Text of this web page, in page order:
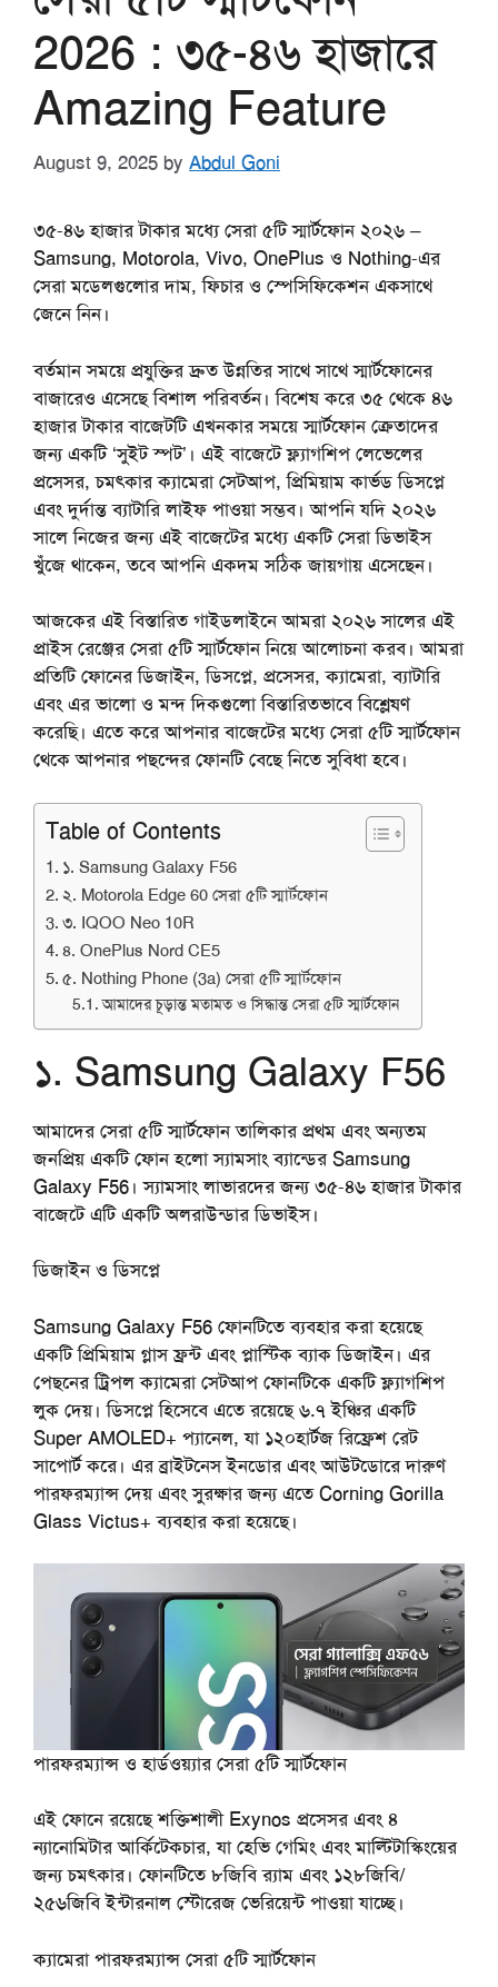
2026 : ৩৫-৪৬ হাজারে
Amazing Feature
August 9, 2025 by Abdul Goni
৩৫-৪৬ হাজার টাকার মধ্যে সেরা ৫টি স্মার্টফোন ২০২৬ –
Samsung, Motorola, Vivo, OnePlus ও Nothing-এর
সেরা মডেলগুলোর দাম, ফিচার ও স্পেসিফিকেশন একসাথে
জেনে নিন।
বর্তমান সময়ে প্রযুক্তির দ্রুত উন্নতির সাথে সাথে স্মার্টফোনের
বাজারেও এসেছে বিশাল পরিবর্তন। বিশেষ করে ৩৫ থেকে ৪৬
হাজার টাকার বাজেটটি এখনকার সময়ে স্মার্টফোন ক্রেতাদের
জন্য একটি ‘সুইট স্পট’। এই বাজেটে ফ্ল্যাগশিপ লেভেলের
প্রসেসর, চমৎকার ক্যামেরা সেটআপ, প্রিমিয়াম কার্ভড ডিসপ্লে
এবং দুর্দান্ত ব্যাটারি লাইফ পাওয়া সম্ভব। আপনি যদি ২০২৬
সালে নিজের জন্য এই বাজেটের মধ্যে একটি সেরা ডিভাইস
খুঁজে থাকেন, তবে আপনি একদম সঠিক জায়গায় এসেছেন।
আজকের এই বিস্তারিত গাইডলাইনে আমরা ২০২৬ সালের এই
প্রাইস রেঞ্জের সেরা ৫টি স্মার্টফোন নিয়ে আলোচনা করব। আমরা
প্রতিটি ফোনের ডিজাইন, ডিসপ্লে, প্রসেসর, ক্যামেরা, ব্যাটারি
এবং এর ভালো ও মন্দ দিকগুলো বিস্তারিতভাবে বিশ্লেষণ
করেছি। এতে করে আপনার বাজেটের মধ্যেসেরা ৫টি স্মার্টফোন
থেকে আপনার পছন্দের ফোনটি বেছে নিতে সুবিধা হবে।
Table of Contents
১. Samsung Galaxy F56
২. Motorola Edge 60 সেরা ৫টি স্মার্টফোন
৩. IQOO Neo 10R
৪. OnePlus Nord CE5
৫. Nothing Phone (3a) সেরা ৫টি স্মার্টফোন
আমাদের চূড়ান্ত মতামত ও সিদ্ধান্ত সেরা ৫টি স্মার্টফোন
১. Samsung Galaxy F56
আমাদেরসেরা ৫টি স্মার্টফোনতালিকার প্রথম এবং অন্যতম
জনপ্রিয় একটি ফোন হলো স্যামসাং ব্যান্ডের Samsung
Galaxy F56। স্যামসাং লাভারদের জন্য ৩৫-৪৬ হাজার টাকার
বাজেটে এটি একটি অলরাউন্ডার ডিভাইস।
ডিজাইন ও ডিসপ্লে
Samsung Galaxy F56 ফোনটিতে ব্যবহার করা হয়েছে
একটি প্রিমিয়াম গ্লাস ফ্রন্ট এবং প্লাস্টিক ব্যাক ডিজাইন। এর
পেছনের ট্রিপল ক্যামেরা সেটআপ ফোনটিকে একটি ফ্ল্যাগশিপ
লুক দেয়। ডিসপ্লে হিসেবে এতে রয়েছে ৬.৭ ইঞ্চির একটি
Super AMOLED+ প্যানেল, যা ১২০হার্টজ রিফ্রেশ রেট
সাপোর্ট করে। এর ব্রাইটনেস ইনডোর এবং আউটডোরে দারুণ
পারফরম্যান্স দেয় এবং সুরক্ষার জন্য এতে Corning Gorilla
Glass Victus+ ব্যবহার করা হয়েছে।
পারফরম্যান্স ও হার্ডওয়্যার সেরা ৫টি স্মার্টফোন
এই ফোনে রয়েছে শক্তিশালী Exynos প্রসেসর এবং ৪
ন্যানোমিটার আর্কিটেকচার, যা হেভি গেমিং এবং মাল্টিটাস্কিংয়ের
জন্য চমৎকার। ফোনটিতে ৮জিবি র‍্যাম এবং ১২৮জিবি/
২৫৬জিবি ইন্টারনাল স্টোরেজ ভেরিয়েন্ট পাওয়া যাচ্ছে।
ক্যামেরা পারফরম্যান্স সেরা ৫টি স্মার্টফোন